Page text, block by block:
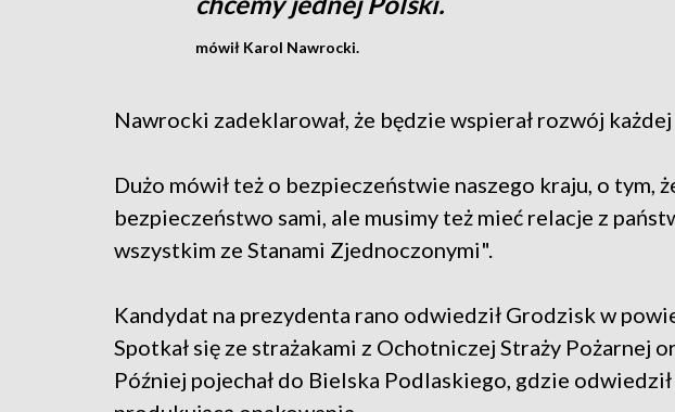
mówił Karol Nawrocki.
Nawrocki zadeklarował, że będzie wspierał rozwój
Dużo mówił też o bezpieczeństwie naszego kraju, o tym,
bezpieczeństwo sami, ale musimy też mieć relacje z
wszystkim ze Stanami Zjednoczonymi".
Kandydat na prezydenta rano odwiedził Grodzisk w
Spotkał się ze strażakami z Ochotniczej Straży Pożarnej
Później pojechał do Bielska Podlaskiego, gdzie